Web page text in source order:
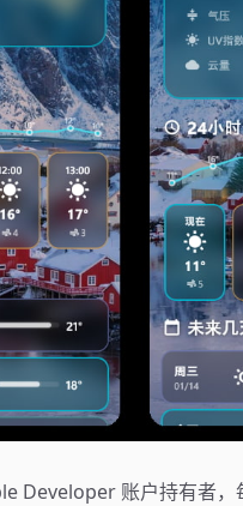
Developer 账户持有者